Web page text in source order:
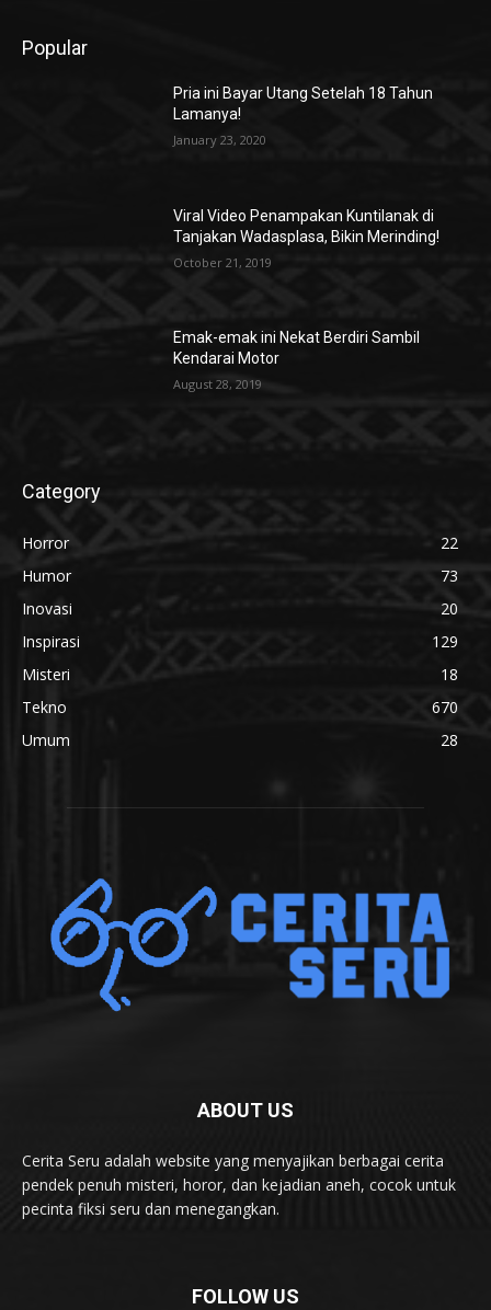
Popular
Pria ini Bayar Utang Setelah 18 Tahun
Lamanya!
January 23, 2020
Viral Video Penampakan Kuntilanak di
Tanjakan Wadasplasa, Bikin Merinding!
October 21, 2019
Emak-emak ini Nekat Berdiri Sambil
Kendarai Motor
August 28, 2019
Category
Horror
22
Humor
73
Inovasi
20
Inspirasi
129
Misteri
18
Tekno
670
Umum
28
ABOUT US
Cerita Seru adalah website yang menyajikan berbagai cerita
pendek penuh misteri, horor, dan kejadian aneh, cocok untuk
pecinta fiksi seru dan menegangkan.
FOLLOW US